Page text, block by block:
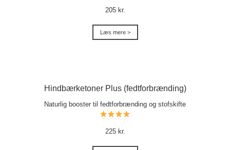
205 kr.
Læs mere >
Hindbærketoner Plus (fedtforbrænding)
Naturlig booster til fedtforbrænding og stofskifte
225 kr.